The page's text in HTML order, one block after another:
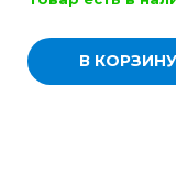
В КОРЗИНУ